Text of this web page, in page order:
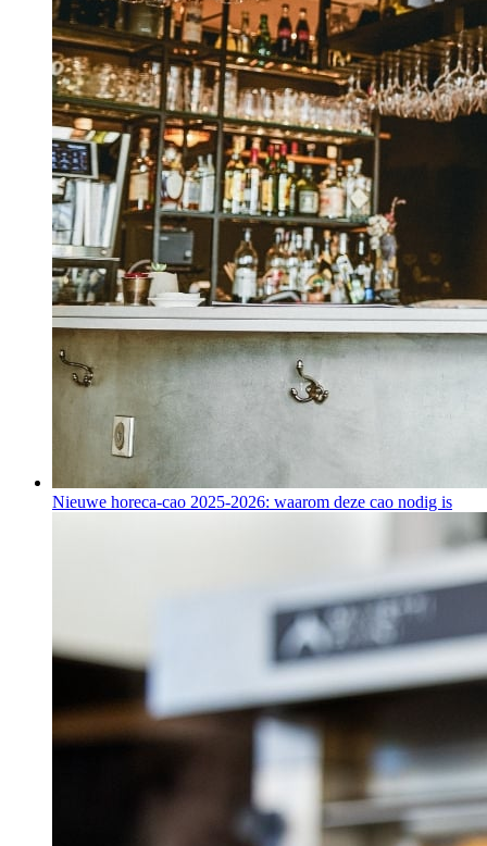
Nieuwe horeca-cao 2025-2026: waarom deze cao nodig is